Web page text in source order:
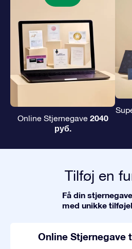
Online Stjernegave 2040
руб.
Tilføj en
Få din
med unikke
Online Stjernegave